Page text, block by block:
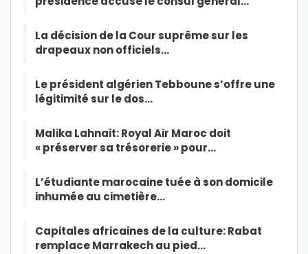
La décision de la Cour suprême sur les
drapeaux non officiels…
Le président algérien Tebboune s’offre une
légitimité sur le dos…
Malika Lahnait: Royal Air Maroc doit
« préserver sa trésorerie » pour…
L’étudiante marocaine tuée à son domicile
inhumée au cimetière…
Capitales africaines de la culture: Rabat
remplace Marrakech au pied…